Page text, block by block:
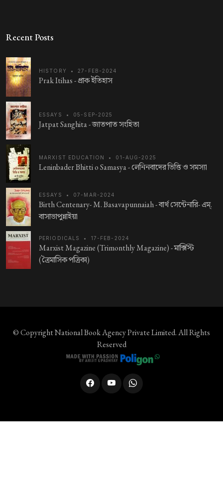
Recent Posts
HISTORY • 27-FEB-2024
Prak Itihas -প্রাক ইতিহাস
ESSAYS • 05-SEP-2025
Jatpat Sanghita -জাতপাত সংহিতা
MARXIST EDUCATION • 01-AUG-2025
Leninbader Bhitti o Samasya -লেনিনবাদের ভিত্তি ও সমস্যা
ESSAYS • 07-MAR-2024
Birth Centenary- M. Basavapunnaiah -বার্থ সেন্টেনারি- এম্.
বাসাভাপুন্নাইয়া
PERIODICALS • 17-FEB-2024
Marxist Magazine (Trimonthly Magazine) -মার্ক্সিস্ট
(ত্রৈমাসিক পত্রিকা)
© CopyrightNational Book Agency Private Limited. All Rights
Reserved